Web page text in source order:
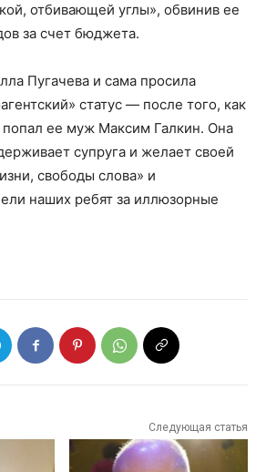
отбивающей углы», обвинив ее
за счет бюджета.
Пугачева и сама просила
статус — после того, как
ее муж Максим Галкин. Она
супруга и желает своей
свободы слова» и
наших ребят за иллюзорные
Следующая статья